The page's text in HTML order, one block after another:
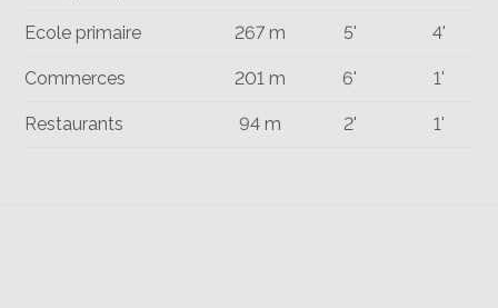
Ecole primaire 267 m 5' 4'
Commerces 201 m 6' 1'
Restaurants 94 m 2' 1'